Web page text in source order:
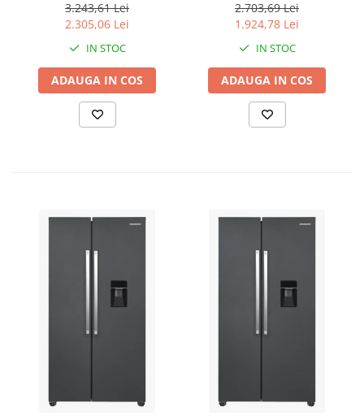
HS6060TB + Plita
vitroceramica incorporabila
Samus PSVE-64BG6 +
Cuptor electric incorporabil
Samus SCE8171BGV
3.243,61 Lei
2.305,06 Lei
IN STOC
ADAUGA IN COS
Mirage Iseo Black Studio
Casa, Clasa energetica A, 6
functii, 4 arzatoare gaz, 2
motoare, Negru
2.703,69 Lei
1.924,78 Lei
IN STOC
ADAUGA IN COS